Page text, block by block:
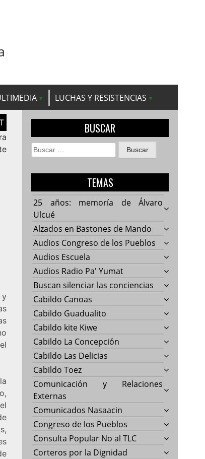
LUCHAS Y RESISTENCIAS
y
BUSCAR
Buscar:
TEMAS
25 años: memoría de Álvaro
Ulcué
Alzados en Bastones de Mando
Audios Congreso de los Pueblos
Audios Escuela
Audios Radio Pa' Yumat
Buscan silenciar las conciencias
Cabildo Canoas
Cabildo Guadualito
Cabildo kite Kiwe
Cabildo La Concepción
Cabildo Las Delicias
Cabildo Toez
Comunicación y Relaciones
Externas
Comunicados Nasaacin
Congreso de los Pueblos
Consulta Popular No al TLC
Corteros por la Dignidad